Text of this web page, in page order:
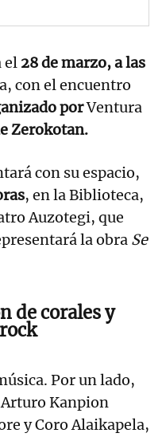
el 28 de marzo, a las
con el encuentro
porVentura
Zerokotan.
con su espacio,
, en la Biblioteca,
Auzotegi, que
la obra Se
de corales y
Por un lado,
Kanpion
y Coro Alaikapela,